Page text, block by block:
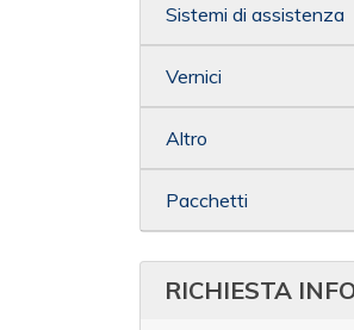
Sistemi di assistenza
Vernici
Altro
Pacchetti
RICHIESTA